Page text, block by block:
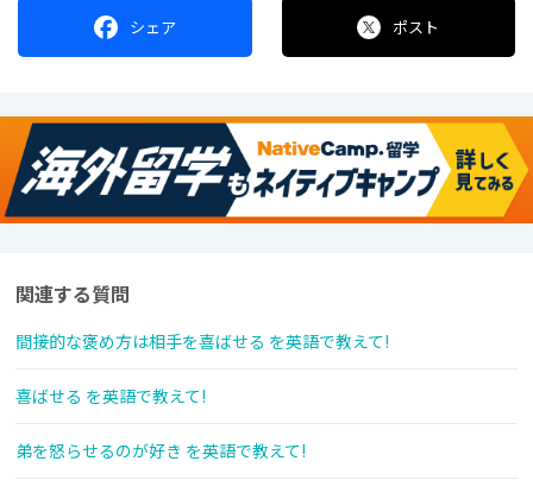
シェア ポスト
関連する質問
間接的な褒め方は相手を喜ばせる を英語で教えて!
喜ばせる を英語で教えて!
弟を怒らせるのが好き を英語で教えて!